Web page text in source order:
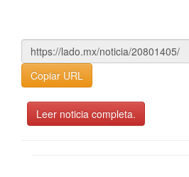
Copiar URL
Leer noticia completa.